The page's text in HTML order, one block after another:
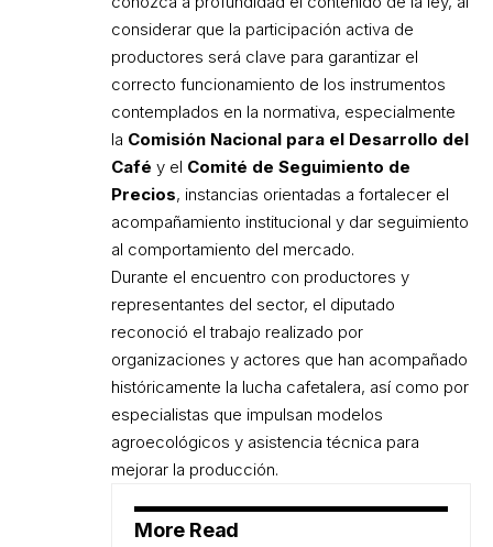
considerar que la participación activa de
productores será clave para garantizar el
correcto funcionamiento de los instrumentos
contemplados en la normativa, especialmente
la Comisión Nacional para el Desarrollo del
Café y el Comité de Seguimiento de
Precios, instancias orientadas a fortalecer el
acompañamiento institucional y dar seguimiento
al comportamiento del mercado.
Durante el encuentro con productores y
representantes del sector, el diputado
reconoció el trabajo realizado por
organizaciones y actores que han acompañado
históricamente la lucha cafetalera, así como por
especialistas que impulsan modelos
agroecológicos y asistencia técnica para
mejorar la producción.
More Read